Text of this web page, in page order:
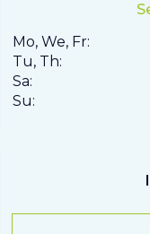
Mo, We, Fr:
Tu, Th:
Sa:
Su: